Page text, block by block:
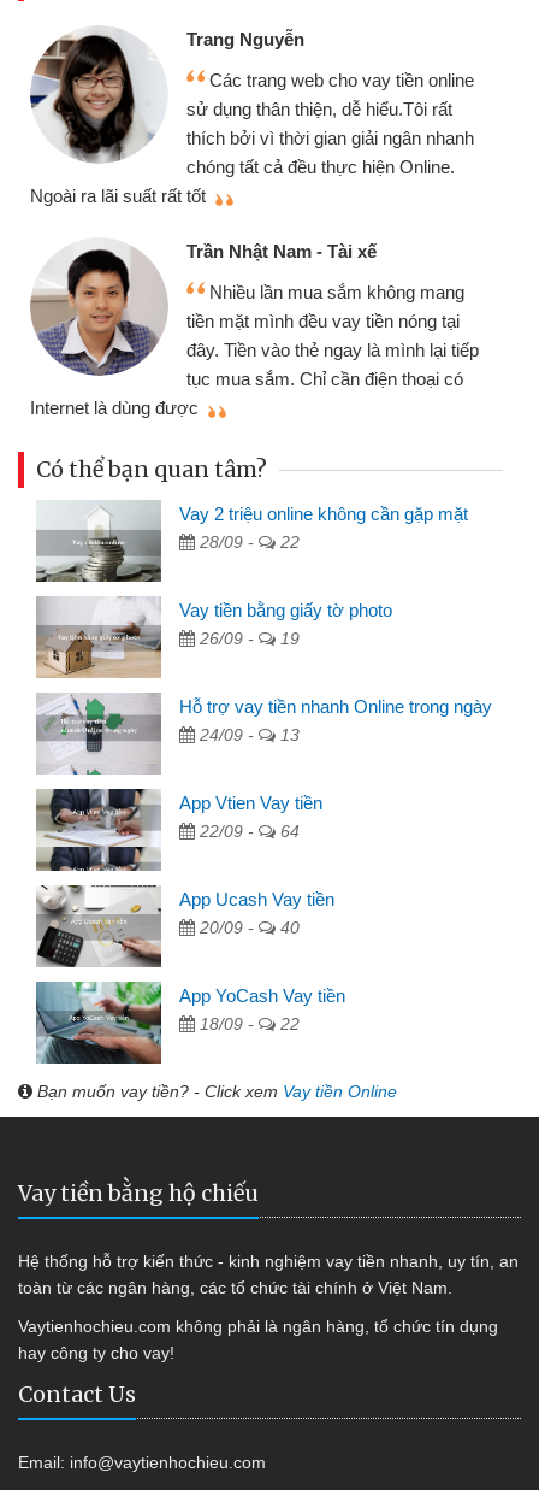
Trang Nguyễn
Các trang web cho vay tiền online
sử dụng thân thiện, dễ hiểu.Tôi rất
thích bởi vì thời gian giải ngân nhanh
chóng tất cả đều thực hiện Online.
Ngoài ra lãi suất rất tốt
Trần Nhật Nam - Tài xế
Nhiều lần mua sắm không mang
tiền mặt mình đều vay tiền nóng tại
đây. Tiền vào thẻ ngay là mình lại tiếp
tục mua sắm. Chỉ cần điện thoại có
Internet là dùng được
Có thể bạn quan tâm?
Vay 2 triệu online không cần gặp mặt
28/09 - 22
Vay tiền bằng giấy tờ photo
26/09 - 19
Hỗ trợ vay tiền nhanh Online trong ngày
24/09 - 13
App Vtien Vay tiền
22/09 - 64
App Ucash Vay tiền
20/09 - 40
App YoCash Vay tiền
18/09 - 22
Bạn muốn vay tiền? - Click xem Vay tiền Online
Vay tiền bằng hộ chiếu
Hệ thống hỗ trợ kiến thức - kinh nghiệm vay tiền nhanh, uy tín, an
toàn từ các ngân hàng, các tổ chức tài chính ở Việt Nam.
Vaytienhochieu.com không phải là ngân hàng, tổ chức tín dụng
hay công ty cho vay!
Contact Us
Email: info@vaytienhochieu.com